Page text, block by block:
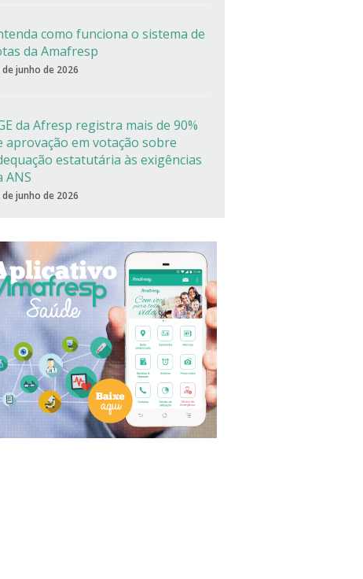
como funciona o sistema de
da Amafresp
de junho de 2026
da Afresp registra mais de 90%
aprovação em votação sobre
estatutária às exigências
ANS
de junho de 2026